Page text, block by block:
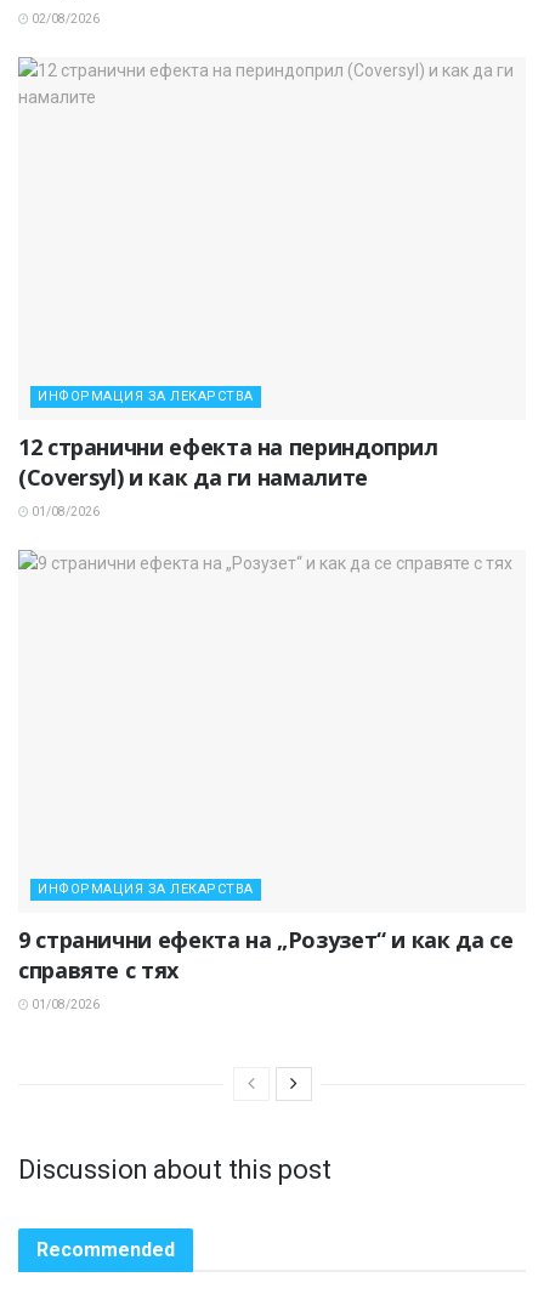
02/08/2026
ИНФОРМАЦИЯ ЗА ЛЕКАРСТВА
12 странични ефекта на периндоприл
(Coversyl) и как да ги намалите
01/08/2026
ИНФОРМАЦИЯ ЗА ЛЕКАРСТВА
9 странични ефекта на „Розузет“ и как да се
справяте с тях
01/08/2026
Discussion about this post
Recommended